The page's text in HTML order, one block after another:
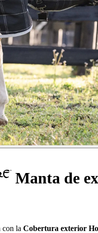
Manta de
con la Cobertura exterior